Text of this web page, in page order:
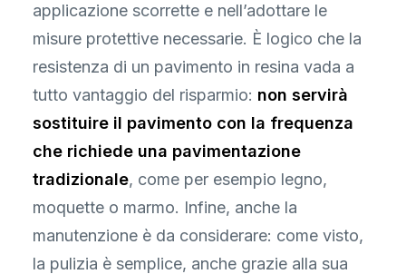
applicazione scorrette e nell’adottare le
misure protettive necessarie. È logico che la
resistenza di un pavimento in resina vada a
tutto vantaggio del risparmio: non servirà
sostituire il pavimento con la frequenza
che richiede una pavimentazione
tradizionale, come per esempio legno,
moquette o marmo. Infine, anche la
manutenzione è da considerare: come visto,
la pulizia è semplice, anche grazie alla sua